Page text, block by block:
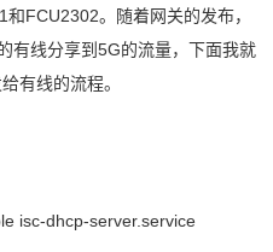
和FCU2302。随着网关的发布，
有线分享到 5G的流量，下面我就
有线的流程。
isc-dhcp-server.service